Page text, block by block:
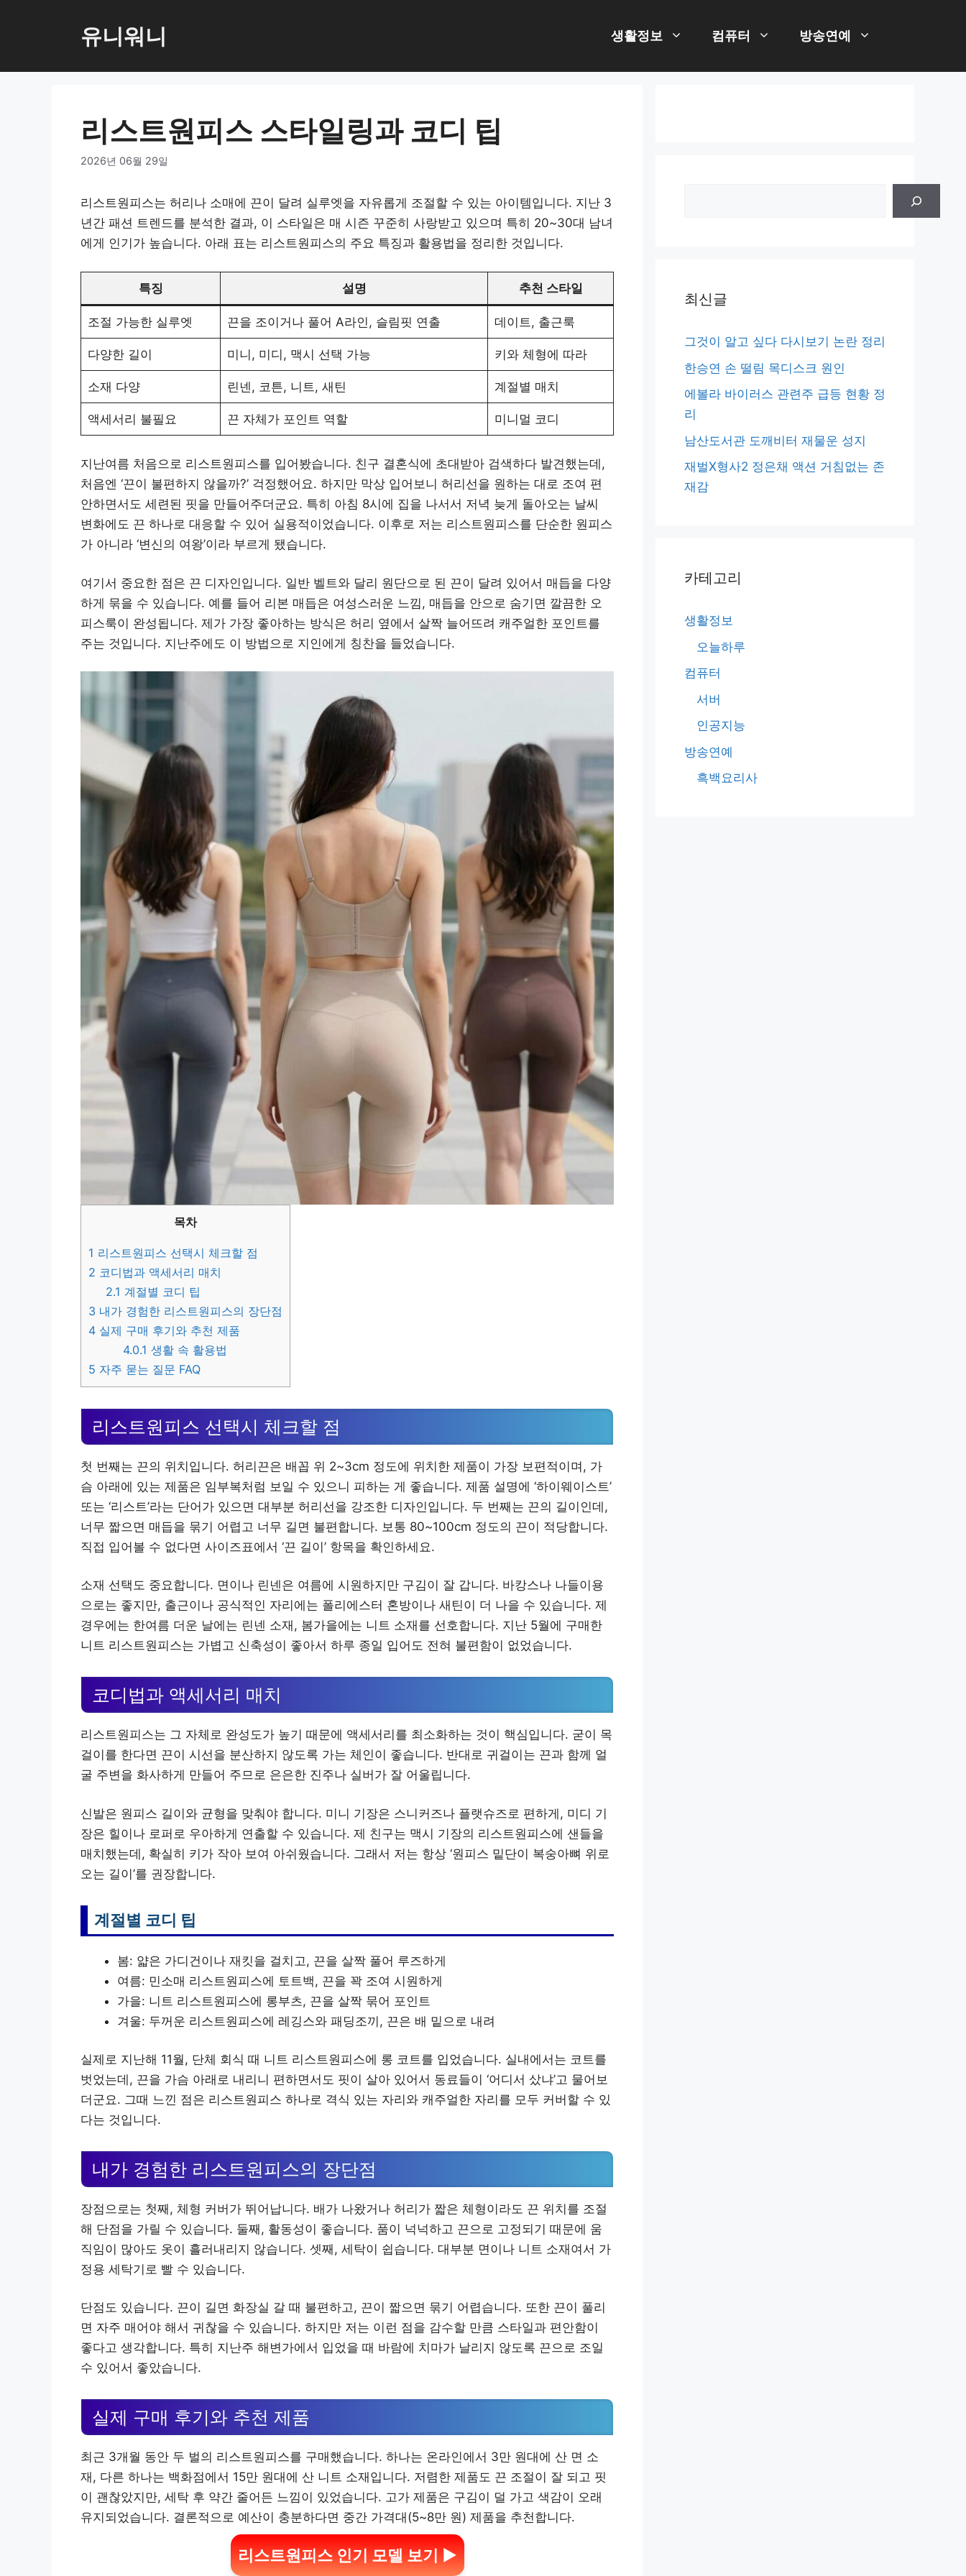
로
유니워니 생활정보 컴퓨터 방송연예
리스트원피스 스타일링과 코디 팁
2026년 06월 29일
리스트원피스는 허리나 소매에 끈이 달려 실루엣을 자유롭게 조절할 수 있는 아이템입니다. 지난 3
년간 패션 트렌드를 분석한 결과, 이 스타일은 매 시즌 꾸준히 사랑받고 있으며 특히 20~30대 남녀
에게 인기가 높습니다. 아래 표는 리스트원피스의 주요 특징과 활용법을 정리한 것입니다.
특징 설명 추천 스타일
조절 가능한 실루엣 끈을 조이거나 풀어 A라인, 슬림핏 연출 데이트, 출근룩
다양한 길이 미니, 미디, 맥시 선택 가능 키와 체형에 따라
소재 다양 린넨, 코튼, 니트, 새틴 계절별 매치
액세서리 불필요 끈 자체가 포인트 역할 미니멀 코디
지난여름 처음으로 리스트원피스를 입어봤습니다. 친구 결혼식에 초대받아 검색하다 발견했는데,
처음엔 ‘끈이 불편하지 않을까?’ 걱정했어요. 하지만 막상 입어보니 허리선을 원하는 대로 조여 편
안하면서도 세련된 핏을 만들어주더군요. 특히 아침 8시에 집을 나서서 저녁 늦게 돌아오는 날씨
변화에도 끈 하나로 대응할 수 있어 실용적이었습니다. 이후로 저는 리스트원피스를 단순한 원피스
가 아니라 ‘변신의 여왕’이라 부르게 됐습니다.
여기서 중요한 점은 끈 디자인입니다. 일반 벨트와 달리 원단으로 된 끈이 달려 있어서 매듭을 다양
하게 묶을 수 있습니다. 예를 들어 리본 매듭은 여성스러운 느낌, 매듭을 안으로 숨기면 깔끔한 오
피스룩이 완성됩니다. 제가 가장 좋아하는 방식은 허리 옆에서 살짝 늘어뜨려 캐주얼한 포인트를
주는 것입니다. 지난주에도 이 방법으로 지인에게 칭찬을 들었습니다.
목차
1 리스트원피스 선택시 체크할 점
2 코디법과 액세서리 매치
2.1 계절별 코디 팁
3 내가 경험한 리스트원피스의 장단점
4 실제 구매 후기와 추천 제품
4.0.1 생활 속 활용법
5 자주 묻는 질문 FAQ
리스트원피스 선택시 체크할 점
첫 번째는 끈의 위치입니다. 허리끈은 배꼽 위 2~3cm 정도에 위치한 제품이 가장 보편적이며, 가
슴 아래에 있는 제품은 임부복처럼 보일 수 있으니 피하는 게 좋습니다. 제품 설명에 ‘하이웨이스트’
또는 ‘리스트’라는 단어가 있으면 대부분 허리선을 강조한 디자인입니다. 두 번째는 끈의 길이인데,
너무 짧으면 매듭을 묶기 어렵고 너무 길면 불편합니다. 보통 80~100cm 정도의 끈이 적당합니다.
직접 입어볼 수 없다면 사이즈표에서 ‘끈 길이’ 항목을 확인하세요.
소재 선택도 중요합니다. 면이나 린넨은 여름에 시원하지만 구김이 잘 갑니다. 바캉스나 나들이용
으로는 좋지만, 출근이나 공식적인 자리에는 폴리에스터 혼방이나 새틴이 더 나을 수 있습니다. 제
경우에는 한여름 더운 날에는 린넨 소재, 봄가을에는 니트 소재를 선호합니다. 지난 5월에 구매한
니트 리스트원피스는 가볍고 신축성이 좋아서 하루 종일 입어도 전혀 불편함이 없었습니다.
코디법과 액세서리 매치
리스트원피스는 그 자체로 완성도가 높기 때문에 액세서리를 최소화하는 것이 핵심입니다. 굳이 목
걸이를 한다면 끈이 시선을 분산하지 않도록 가는 체인이 좋습니다. 반대로 귀걸이는 끈과 함께 얼
굴 주변을 화사하게 만들어 주므로 은은한 진주나 실버가 잘 어울립니다.
신발은 원피스 길이와 균형을 맞춰야 합니다. 미니 기장은 스니커즈나 플랫슈즈로 편하게, 미디 기
장은 힐이나 로퍼로 우아하게 연출할 수 있습니다. 제 친구는 맥시 기장의 리스트원피스에 샌들을
매치했는데, 확실히 키가 작아 보여 아쉬웠습니다. 그래서 저는 항상 ‘원피스 밑단이 복숭아뼈 위로
오는 길이’를 권장합니다.
계절별 코디 팁
봄: 얇은 가디건이나 재킷을 걸치고, 끈을 살짝 풀어 루즈하게
여름: 민소매 리스트원피스에 토트백, 끈을 꽉 조여 시원하게
가을: 니트 리스트원피스에 롱부츠, 끈을 살짝 묶어 포인트
겨울: 두꺼운 리스트원피스에 레깅스와 패딩조끼, 끈은 배 밑으로 내려
실제로 지난해 11월, 단체 회식 때 니트 리스트원피스에 롱 코트를 입었습니다. 실내에서는 코트를
벗었는데, 끈을 가슴 아래로 내리니 편하면서도 핏이 살아 있어서 동료들이 ‘어디서 샀냐’고 물어보
더군요. 그때 느낀 점은 리스트원피스 하나로 격식 있는 자리와 캐주얼한 자리를 모두 커버할 수 있
다는 것입니다.
내가 경험한 리스트원피스의 장단점
장점으로는 첫째, 체형 커버가 뛰어납니다. 배가 나왔거나 허리가 짧은 체형이라도 끈 위치를 조절
해 단점을 가릴 수 있습니다. 둘째, 활동성이 좋습니다. 품이 넉넉하고 끈으로 고정되기 때문에 움
직임이 많아도 옷이 흘러내리지 않습니다. 셋째, 세탁이 쉽습니다. 대부분 면이나 니트 소재여서 가
정용 세탁기로 빨 수 있습니다.
단점도 있습니다. 끈이 길면 화장실 갈 때 불편하고, 끈이 짧으면 묶기 어렵습니다. 또한 끈이 풀리
면 자주 매어야 해서 귀찮을 수 있습니다. 하지만 저는 이런 점을 감수할 만큼 스타일과 편안함이
좋다고 생각합니다. 특히 지난주 해변가에서 입었을 때 바람에 치마가 날리지 않도록 끈으로 조일
수 있어서 좋았습니다.
실제 구매 후기와 추천 제품
최근 3개월 동안 두 벌의 리스트원피스를 구매했습니다. 하나는 온라인에서 3만 원대에 산 면 소
재, 다른 하나는 백화점에서 15만 원대에 산 니트 소재입니다. 저렴한 제품도 끈 조절이 잘 되고 핏
이 괜찮았지만, 세탁 후 약간 줄어든 느낌이 있었습니다. 고가 제품은 구김이 덜 가고 색감이 오래
유지되었습니다. 결론적으로 예산이 충분하다면 중간 가격대(5~8만 원) 제품을 추천합니다.
리스트원피스 인기 모델 보기 ▶
최신글
그것이 알고 싶다 다시보기 논란 정리
한승연 손 떨림 목디스크 원인
에볼라 바이러스 관련주 급등 현황 정
리
남산도서관 도깨비터 재물운 성지
재벌X형사2 정은채 액션 거침없는 존
재감
카테고리
생활정보
오늘하루
컴퓨터
서버
인공지능
방송연예
흑백요리사